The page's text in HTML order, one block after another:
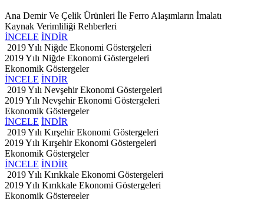
Ana Demir Ve Çelik Ürünleri İle Ferro Alaşımların İmalatı
Kaynak Verimliliği Rehberleri
İNCELE İNDİR
2019 Yılı Niğde Ekonomi Göstergeleri
2019 Yılı Niğde Ekonomi Göstergeleri
Ekonomik Göstergeler
İNCELE İNDİR
2019 Yılı Nevşehir Ekonomi Göstergeleri
2019 Yılı Nevşehir Ekonomi Göstergeleri
Ekonomik Göstergeler
İNCELE İNDİR
2019 Yılı Kırşehir Ekonomi Göstergeleri
2019 Yılı Kırşehir Ekonomi Göstergeleri
Ekonomik Göstergeler
İNCELE İNDİR
2019 Yılı Kırıkkale Ekonomi Göstergeleri
2019 Yılı Kırıkkale Ekonomi Göstergeleri
Ekonomik Göstergeler